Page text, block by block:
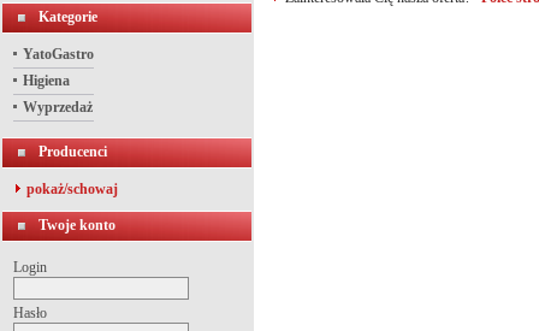
Kategorie
YatoGastro
Higiena
Wyprzedaż
Producenci
pokaż/schowaj
Twoje konto
Login
Hasło